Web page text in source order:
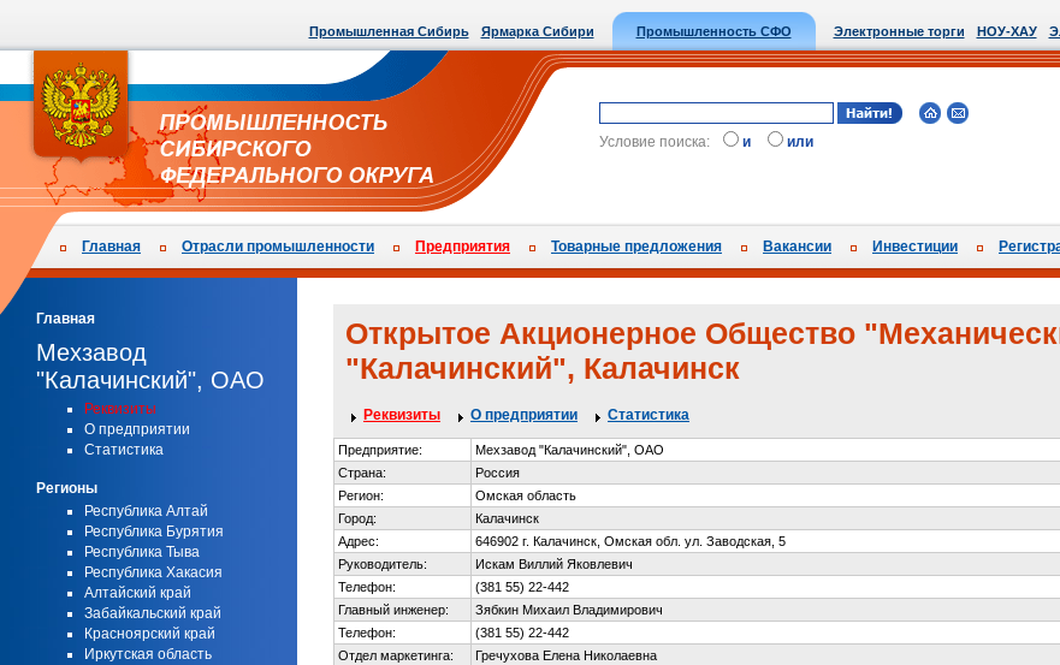
Промышленная Сибирь Ярмарка Сибири Промышленность СФО Электронные торги НОУ-ХАУ
Условие поиска: и или
Главная Отрасли промышленности Предприятия Товарные предложения Вакансии Инвестиции
Главная
Мехзавод
"Калачинский", ОАО
Реквизиты
О предприятии
Статистика
Регионы
Республика Алтай
Республика Бурятия
Республика Тыва
Республика Хакасия
Алтайский край
Забайкальский край
Красноярский край
Иркутская область
Открытое Акционерное Общество
"Калачинский", Калачинск
Реквизиты О предприятии Статистика
Предприятие:
Мехзавод "Калачинский", ОАО
Страна:
Россия
Регион:
Омская область
Город:
Калачинск
Адрес:
646902 г. Калачинск, Омская обл. ул. Заводская, 5
Руководитель:
Искам Виллий Яковлевич
Телефон:
(381 55) 22-442
Главный инженер:
Зябкин Михаил Владимирович
Телефон:
(381 55) 22-442
Отдел маркетинга:
Гречухова Елена Николаевна